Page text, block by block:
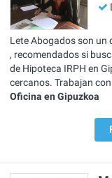
Lete Abogados son un
, recomendados si
de Hipoteca IRPH en
cercanos. Trabajan
Oficina en Gipuzkoa